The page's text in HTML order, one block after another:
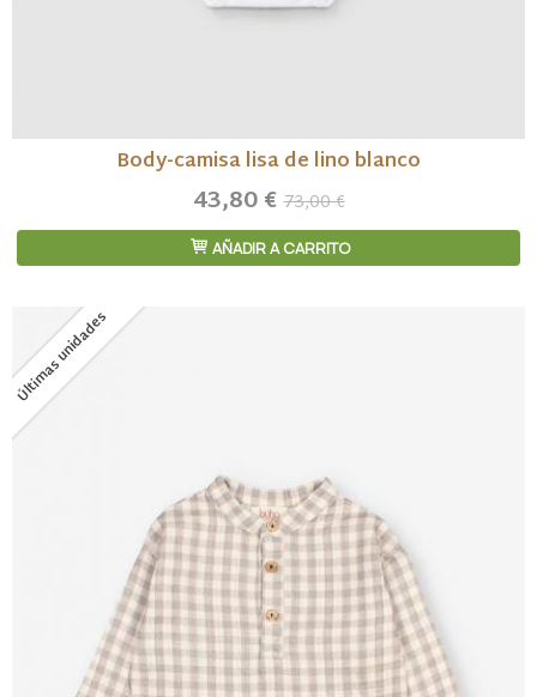
Body-camisa lisa de lino blanco
43,80 €73,00 €
AÑADIR A CARRITO
Últimas unidades